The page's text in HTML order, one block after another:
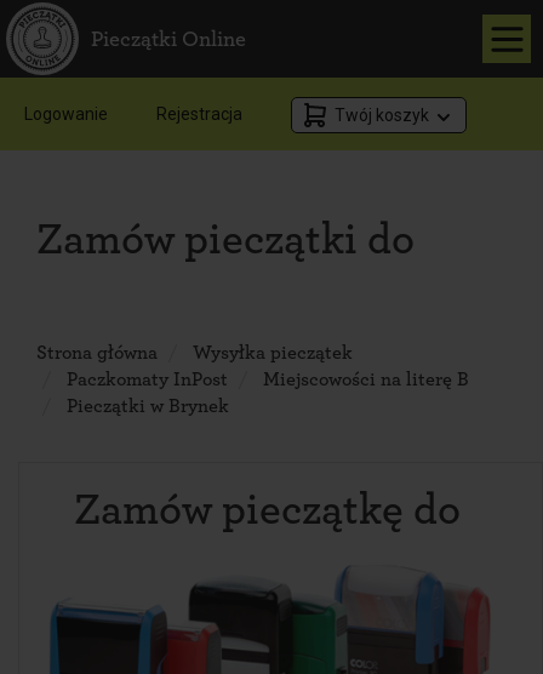
Pieczątki Online
Logowanie Rejestracja Twój koszyk
Zamów pieczątki do
Strona główna
Wysyłka pieczątek
Paczkomaty InPost
Miejscowości na literę B
Pieczątki w Brynek
Zamów pieczątkę do